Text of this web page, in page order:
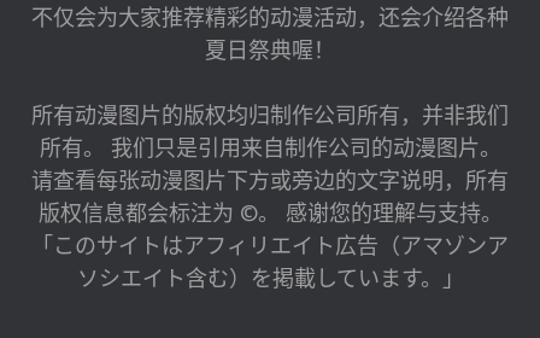
不仅会为大家推荐精彩的动漫活动，还会介绍各种
夏日祭典喔！
所有动漫图片的版权均归制作公司所有，并非我们
所有。 我们只是引用来自制作公司的动漫图片。
请查看每张动漫图片下方或旁边的文字说明，所有
版权信息都会标注为 ©。 感谢您的理解与支持。
「このサイトはアフィリエイト広告（アマゾンア
ソシエイト含む）を掲載しています。」